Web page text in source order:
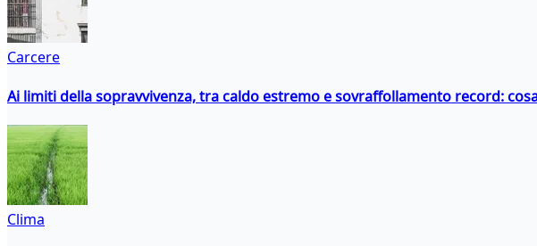
Carcere
Ai limiti della sopravvivenza, tra caldo estremo e sovraffollamento record:
Clima